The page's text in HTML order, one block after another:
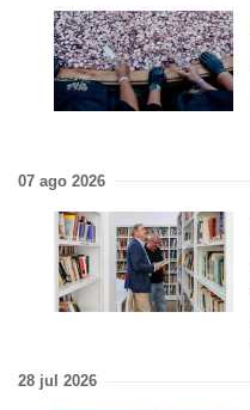
07 ago 2026
28 jul 2026